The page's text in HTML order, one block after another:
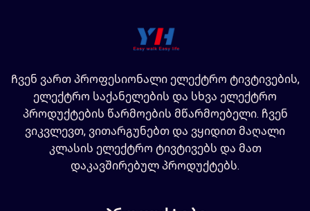
Ჩვენ ვართ პროფესიონალი ელექტრო ტივტივების,
ელექტრო საქანელების და სხვა ელექტრო
პროდუქტების წარმოების მწარმოებელი. ჩვენ
ვიკვლევთ, ვითარგუნებთ და ვყიდით მაღალი
კლასის ელექტრო ტივტივებს და მათ
დაკავშირებულ პროდუქტებს.